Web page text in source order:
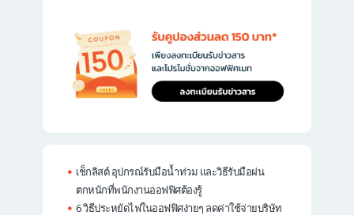
เช็กลิสต์ อุปกรณ์รับมือน้ำท่วม และวิธีรับมือฝน
ตกหนักที่พนักงานออฟฟิศต้องรู้
6 วิธีประหยัดไฟในออฟฟิศง่ายๆ ลดค่าใช้จ่ายบริษัท